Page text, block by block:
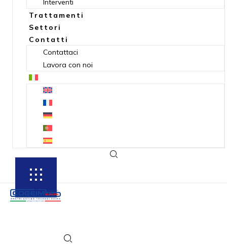
Interventi
Trattamenti
Settori
Contatti
Contattaci
Lavora con noi